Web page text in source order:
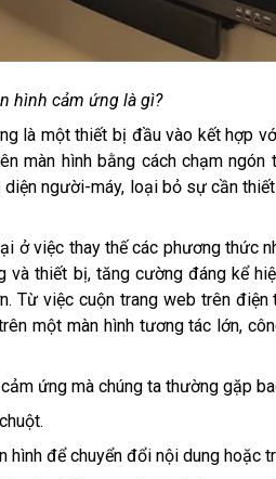
hình cảm ứng là gì?
là một thiết bị đầu vào kết hợp
màn hình bằng cách chạm ngón
người-máy, loại bỏ sự cần
ở việc thay thế các phương thức
và thiết bị, tăng cường đáng kể
Từ việc cuộn trang web trên điện
một màn hình tương tác lớn,
ứng mà chúng ta thường gặp
hình để chuyển đổi nội dung hoặc